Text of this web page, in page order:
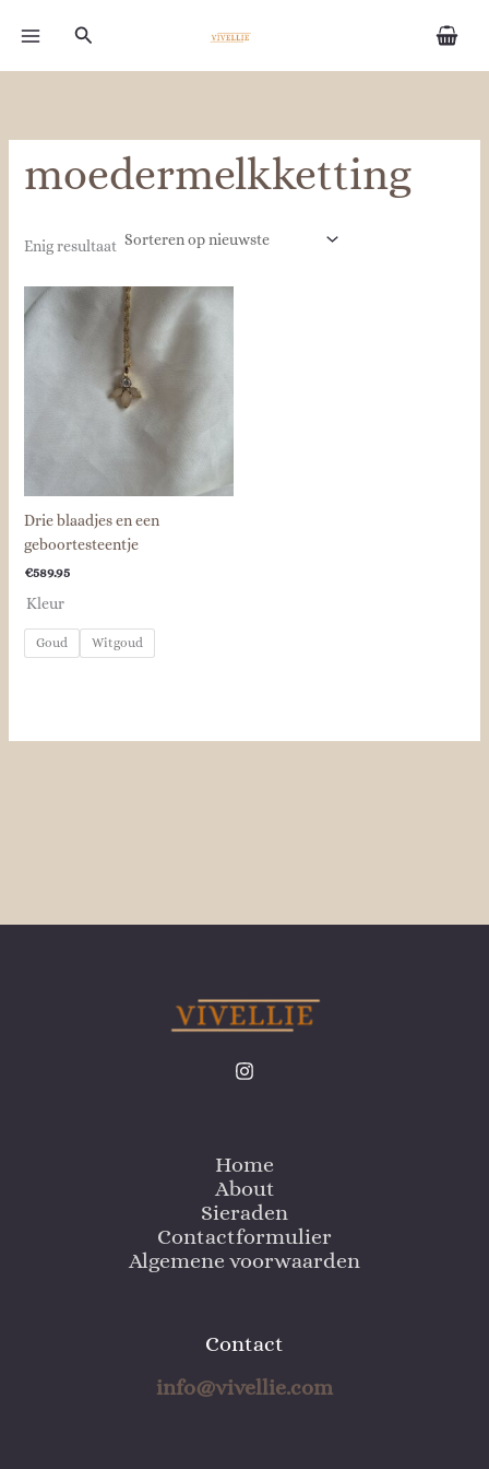
naar
Zoeken
moedermelkketting
Enig resultaat
Drie blaadjes en een
geboortesteentje
€589.95
Kleur
Goud Witgoud
Home
About
Sieraden
Contactformulier
Algemene voorwaarden
Contact
info@vivellie.com